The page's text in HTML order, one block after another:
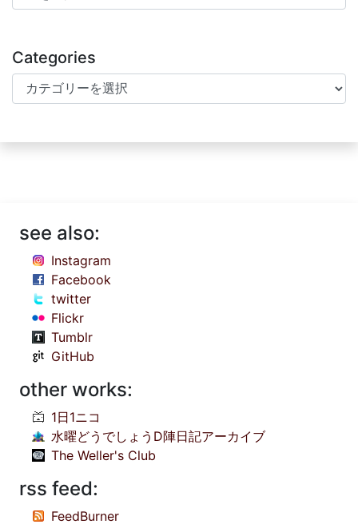
Categories
Categories
see also:
Instagram
Facebook
twitter
Flickr
Tumblr
GitHub
other works:
1日1ニコ
水曜どうでしょうD陣日記アーカイブ
The Weller's Club
rss feed:
FeedBurner